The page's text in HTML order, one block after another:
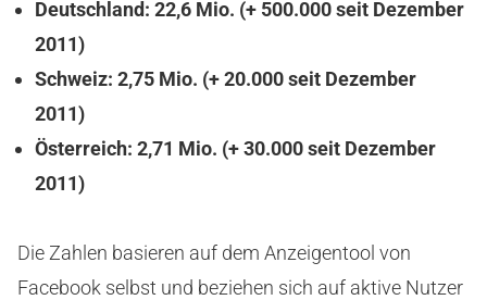
Deutschland: 22,6 Mio. (+ 500.000 seit Dezember
2011)
Schweiz: 2,75 Mio. (+ 20.000 seit Dezember
2011)
Österreich: 2,71 Mio. (+ 30.000 seit Dezember
2011)
Die Zahlen basieren auf dem Anzeigentool von
Facebook selbst und beziehen sich auf aktive Nutzer